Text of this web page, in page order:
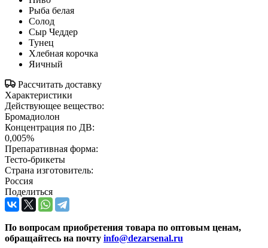
Рыба белая
Солод
Сыр Чеддер
Тунец
Хлебная корочка
Яичный
Рассчитать доставку
Характеристики
Действующее вещество:
Бромадиолон
Концентрация по ДВ:
0,005%
Препаративная форма:
Тесто-брикеты
Страна изготовитель:
Россия
Поделиться
По вопросам приобретения товара по оптовым ценам,
обращайтесь на почту info@dezarsenal.ru